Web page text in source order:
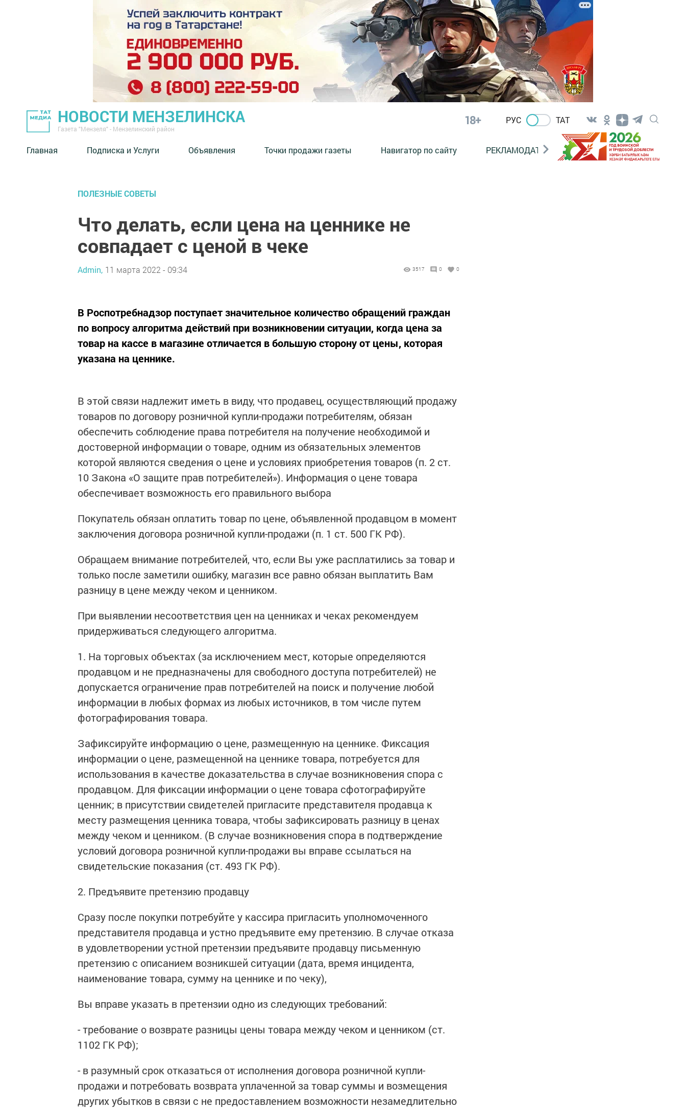
НОВОСТИ МЕНЗЕЛИНСКА
Газета "Мензеля" - Мензелинский район
18+ РУС ТАТ
Главная Подписка и Услуги Объявления Точки продажи газеты Навигатор по сайту РЕКЛАМОДАТЕЛЯМ
ПОЛЕЗНЫЕ СОВЕТЫ
Что делать, если цена на ценнике не
совпадает с ценой в чеке
Admin, 11 марта 2022 - 09:34 3517 0 0
В Роспотребнадзор поступает значительное количество обращений граждан
по вопросу алгоритма действий при возникновении ситуации, когда цена за
товар на кассе в магазине отличается в большую сторону от цены, которая
указана на ценнике.
В этой связи надлежит иметь в виду, что продавец, осуществляющий продажу
товаров по договору розничной купли-продажи потребителям, обязан
обеспечить соблюдение права потребителя на получение необходимой и
достоверной информации о товаре, одним из обязательных элементов
которой являются сведения о цене и условиях приобретения товаров (п. 2 ст.
10 Закона «О защите прав потребителей»). Информация о цене товара
обеспечивает возможность его правильного выбора
Покупатель обязан оплатить товар по цене, объявленной продавцом в момент
заключения договора розничной купли-продажи (п. 1 ст. 500 ГК РФ).
Обращаем внимание потребителей, что, если Вы уже расплатились за товар и
только после заметили ошибку, магазин все равно обязан выплатить Вам
разницу в цене между чеком и ценником.
При выявлении несоответствия цен на ценниках и чеках рекомендуем
придерживаться следующего алгоритма.
1. На торговых объектах (за исключением мест, которые определяются
продавцом и не предназначены для свободного доступа потребителей) не
допускается ограничение прав потребителей на поиск и получение любой
информации в любых формах из любых источников, в том числе путем
фотографирования товара.
Зафиксируйте информацию о цене, размещенную на ценнике. Фиксация
информации о цене, размещенной на ценнике товара, потребуется для
использования в качестве доказательства в случае возникновения спора с
продавцом. Для фиксации информации о цене товара сфотографируйте
ценник; в присутствии свидетелей пригласите представителя продавца к
месту размещения ценника товара, чтобы зафиксировать разницу в ценах
между чеком и ценником. (В случае возникновения спора в подтверждение
условий договора розничной купли-продажи вы вправе ссылаться на
свидетельские показания (ст. 493 ГК РФ).
2. Предъявите претензию продавцу
Сразу после покупки потребуйте у кассира пригласить уполномоченного
представителя продавца и устно предъявите ему претензию. В случае отказа
в удовлетворении устной претензии предъявите продавцу письменную
претензию с описанием возникшей ситуации (дата, время инцидента,
наименование товара, сумму на ценнике и по чеку),
Вы вправе указать в претензии одно из следующих требований:
- требование о возврате разницы цены товара между чеком и ценником (ст.
1102 ГК РФ);
- в разумный срок отказаться от исполнения договора розничной купли-
продажи и потребовать возврата уплаченной за товар суммы и возмещения
других убытков в связи с не предоставлением возможности незамедлительно